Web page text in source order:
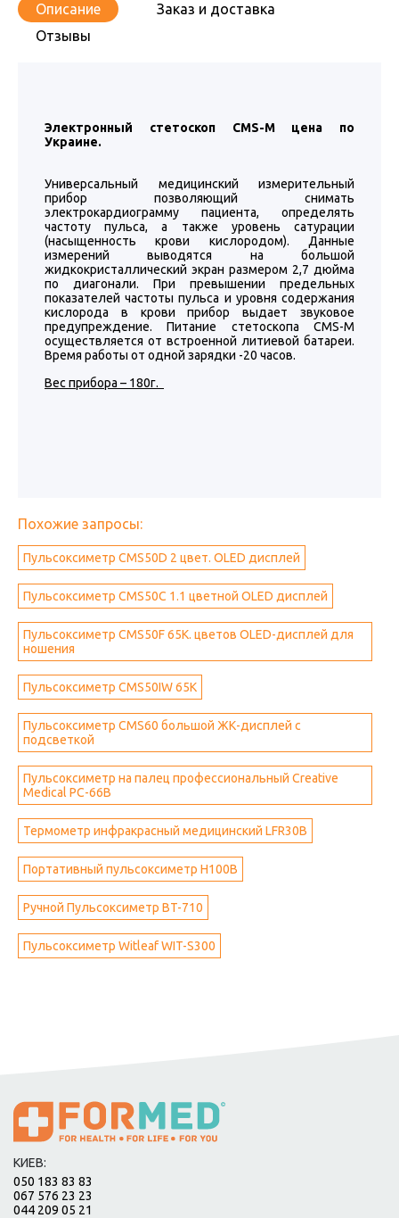
Описание
Заказ и доставка
Отзывы
Электронный стетоскоп CMS-M цена по
Украине.
Универсальный медицинский измерительный
прибор позволяющий снимать
электрокардиограмму пациента, определять
частоту пульса, а также уровень сатурации
(насыщенность крови кислородом). Данные
измерений выводятся на большой
жидкокристаллический экран размером 2,7 дюйма
по диагонали. При превышении предельных
показателей частоты пульса и уровня содержания
кислорода в крови прибор выдает звуковое
предупреждение. Питание стетоскопа CMS-M
осуществляется от встроенной литиевой батареи.
Время работы от одной зарядки -20 часов.
Вес прибора – 180г.
Похожие запросы:
Пульсоксиметр CMS50D 2 цвет. OLED дисплей
Пульсоксиметр CMS50C 1.1 цветной OLED дисплей
Пульсоксиметр CMS50F 65К. цветов OLED-дисплей для
ношения
Пульсоксиметр CMS50IW 65К
Пульсоксиметр CMS60 большой ЖК-дисплей с
подсветкой
Пульсоксиметр на палец профессиональный Creative
Medical PC-66B
Термометр инфракрасный медицинский LFR30B
Портативный пульсоксиметр H100B
Ручной Пульсоксиметр BT-710
Пульсоксиметр Witleaf WIT-S300
КИЕВ:
050 183 83 83
067 576 23 23
044 209 05 21